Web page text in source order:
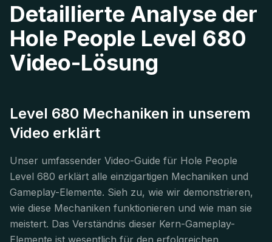
Detaillierte Analyse der
Hole People Level 680
Video-Lösung
Level 680 Mechaniken in unserem
Video erklärt
Unser umfassender Video-Guide für Hole People
Level 680 erklärt alle einzigartigen Mechaniken und
Gameplay-Elemente. Sieh zu, wie wir demonstrieren,
wie diese Mechaniken funktionieren und wie man sie
meistert. Das Verständnis dieser Kern-Gameplay-